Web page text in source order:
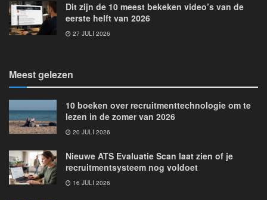
Dit zijn de 10 meest bekeken video’s van de
eerste helft van 2026
27 JULI 2026
Meest gelezen
10 boeken over recruitmenttechnologie om te
lezen in de zomer van 2026
20 JULI 2026
Nieuwe ATS Evaluatie Scan laat zien of je
recruitmentsysteem nog voldoet
16 JULI 2026